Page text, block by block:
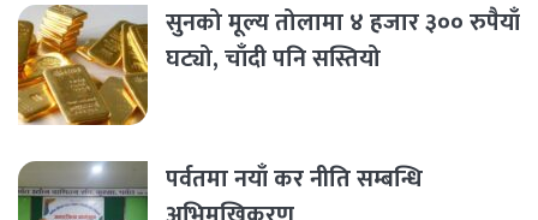
सुनको मूल्य तोलामा ४ हजार ३०० रुपैयाँ
घट्यो, चाँदी पनि सस्तियो
पर्वतमा नयाँ कर नीति सम्बन्धि